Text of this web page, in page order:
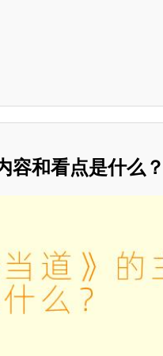
容和看点是什么？